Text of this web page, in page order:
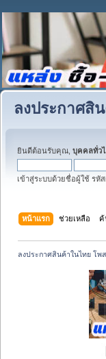
ลงประกาศสิ
ยินดีต้อนรับคุณ, บุคคลทั่วไ
เข้าสู่ระบบด้วยชื่อผู้ใช้ รหั
หน้าแรก ช่วยเหลือ ค้
ลงประกาศสินค้าในไทย โพ